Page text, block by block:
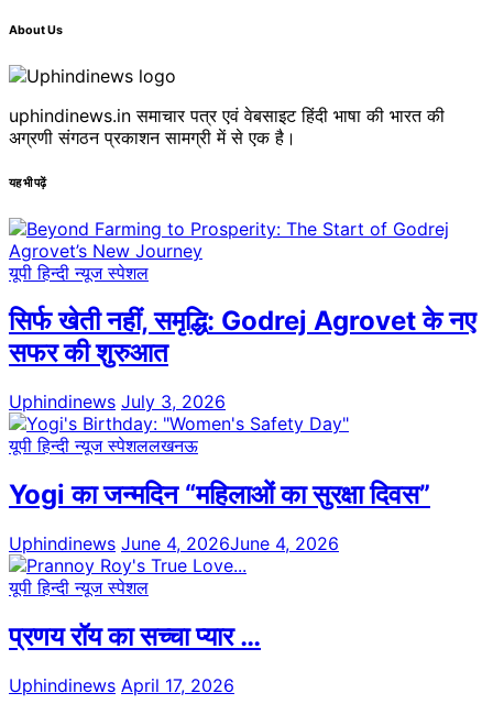
About Us
uphindinews.in समाचार पत्र एवं वेबसाइट हिंदी भाषा की भारत की
अग्रणी संगठन प्रकाशन सामग्री में से एक है।
यह भी पढ़ें
यूपी हिन्दी न्यूज स्पेशल
सिर्फ खेती नहीं, समृद्धि: Godrej Agrovet के नए
सफर की शुरुआत
Uphindinews July 3, 2026
यूपी हिन्दी न्यूज स्पेशललखनऊ
Yogi का जन्मदिन “महिलाओं का सुरक्षा दिवस”
Uphindinews June 4, 2026June 4, 2026
यूपी हिन्दी न्यूज स्पेशल
प्रणय रॉय का सच्चा प्यार …
Uphindinews April 17, 2026